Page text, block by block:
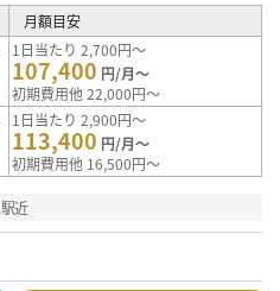
月額目安
1日当たり 2,700円～
107,400 円/月～
初期費用他 22,000円～
1日当たり 2,900円～
113,400 円/月～
初期費用他 16,500円～
駅近